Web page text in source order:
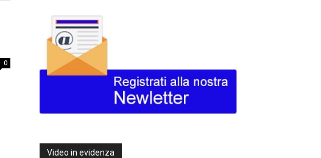
0
Video in evidenza